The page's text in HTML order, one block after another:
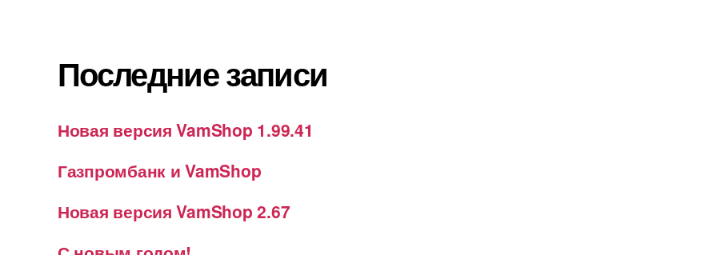
Последние записи
Новая версия VamShop 1.99.41
Газпромбанк и VamShop
Новая версия VamShop 2.67